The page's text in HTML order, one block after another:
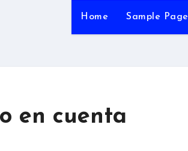
Home Sample Page
en cuenta